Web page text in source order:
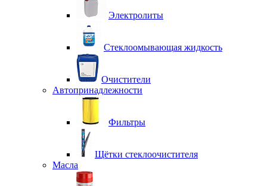
Электролиты
Стеклоомывающая жидкость
Очистители
Автопринадлежности
Фильтры
Щётки стеклоочистителя
Масла